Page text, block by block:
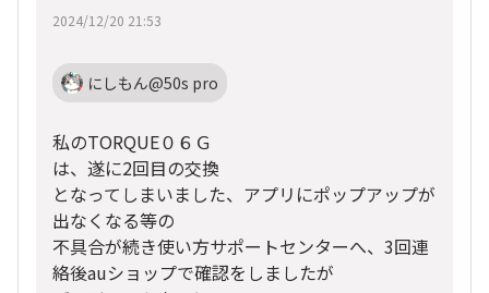
2024/12/20 21:53
にしもん@50s pro
私のTORQUE０６Ｇ
は、遂に2回目の交換
となってしまいました、アプリにポップアップが
出なくなる等の
不具合が続き使い方サポートセンターへ、3回連
絡後auショップで確認をしましたが